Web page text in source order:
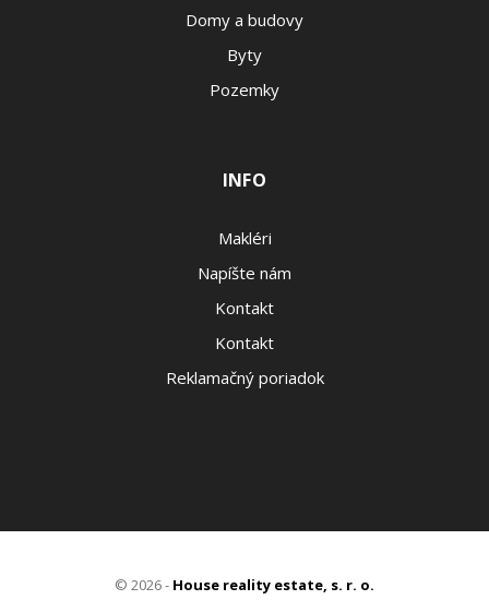
Domy a budovy
Byty
Pozemky
INFO
Makléri
Napíšte nám
Kontakt
Kontakt
Reklamačný poriadok
© 2026 - House reality estate, s. r. o.